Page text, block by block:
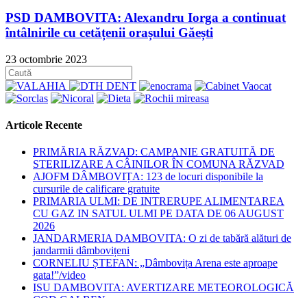
PSD DAMBOVITA: Alexandru Iorga a continuat
întâlnirile cu cetățenii orașului Găești
23 octombrie 2023
Articole Recente
PRIMĂRIA RĂZVAD: CAMPANIE GRATUITĂ DE
STERILIZARE A CÂINILOR ÎN COMUNA RĂZVAD
AJOFM DÂMBOVIȚA: 123 de locuri disponibile la
cursurile de calificare gratuite
PRIMARIA ULMI: DE INTRERUPE ALIMENTAREA
CU GAZ IN SATUL ULMI PE DATA DE 06 AUGUST
2026
JANDARMERIA DAMBOVITA: O zi de tabără alături de
jandarmii dâmbovițeni
CORNELIU ȘTEFAN: „Dâmbovița Arena este aproape
gata!”/video
ISU DAMBOVITA: AVERTIZARE METEOROLOGICĂ